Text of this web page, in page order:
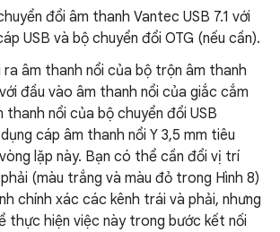
đổi âm thanh Vantec USB 7.1 với
USB và bộ chuyển đổi OTG (nếu cần).
ra âm thanh nổi của bộ trộn âm thanh
đầu vào âm thanh nổi của giắc cắm
thanh nổi của bộ chuyển đổi USB
cáp âm thanh nổi Y 3,5 mm tiêu
lặp này. Bạn có thể cần đổi vị trí
(màu trắng và màu đỏ trong Hình 8)
chính xác các kênh trái và phải, nhưng
thực hiện việc này trong bước kết nối